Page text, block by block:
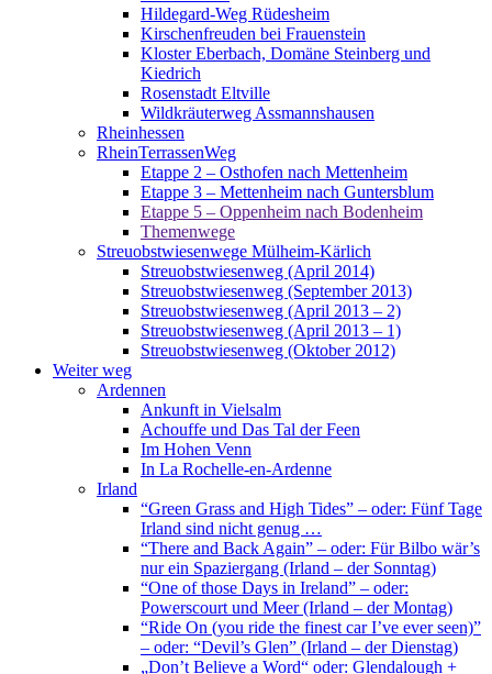
Hildegard-Weg Rüdesheim
Kirschenfreuden bei Frauenstein
Kloster Eberbach, Domäne Steinberg und
Kiedrich
Rosenstadt Eltville
Wildkräuterweg Assmannshausen
Rheinhessen
RheinTerrassenWeg
Etappe 2 – Osthofen nach Mettenheim
Etappe 3 – Mettenheim nach Guntersblum
Etappe 5 – Oppenheim nach Bodenheim
Themenwege
Streuobstwiesenwege Mülheim-Kärlich
Streuobstwiesenweg (April 2014)
Streuobstwiesenweg (September 2013)
Streuobstwiesenweg (April 2013 – 2)
Streuobstwiesenweg (April 2013 – 1)
Streuobstwiesenweg (Oktober 2012)
Weiter weg
Ardennen
Ankunft in Vielsalm
Achouffe und Das Tal der Feen
Im Hohen Venn
In La Rochelle-en-Ardenne
Irland
“Green Grass and High Tides” – oder: Fünf Tage
Irland sind nicht genug …
“There and Back Again” – oder: Für Bilbo wär’s
nur ein Spaziergang (Irland – der Sonntag)
“One of those Days in Ireland” – oder:
Powerscourt und Meer (Irland – der Montag)
“Ride On (you ride the finest car I’ve ever seen)”
– oder: “Devil’s Glen” (Irland – der Dienstag)
„Don’t Believe a Word“ oder: Glendalough +